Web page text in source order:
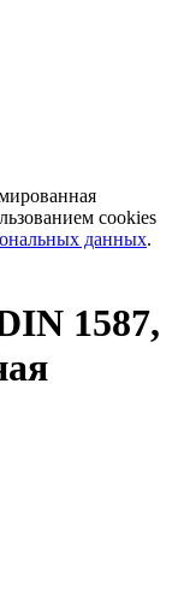
cookies
данных.
1587,